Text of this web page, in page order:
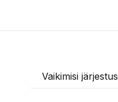
Vaikimisi järjestus